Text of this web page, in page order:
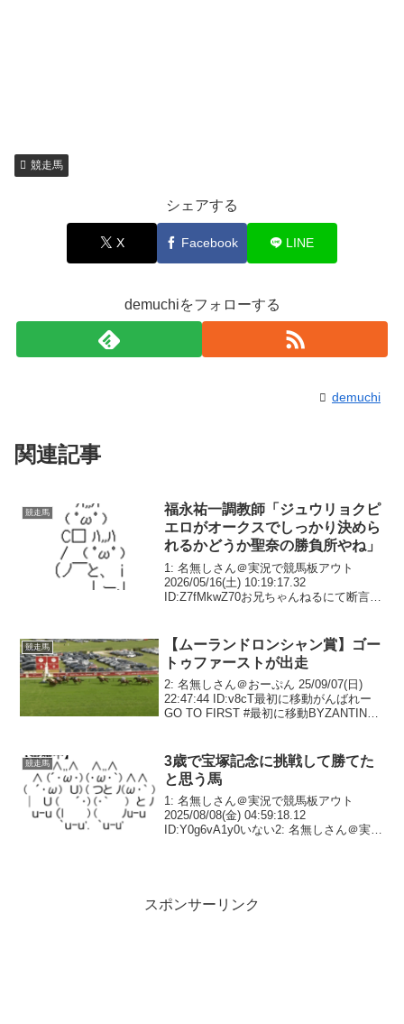
競走馬
シェアする
X Facebook LINE
demuchiをフォローする
demuchi
関連記事
競走馬
福永祐一調教師「ジュウリョクピ
エロがオークスでしっかり決めら
れるかどうか聖奈の勝負所やね」
1: 名無しさん＠実況で競馬板アウト
2026/05/16(土) 10:19:17.32
ID:Z7fMkwZ70お兄ちゃんねるにて断言2:
競走馬
【ムーランドロンシャン賞】ゴー
トゥファーストが出走
2: 名無しさん＠おーぷん 25/09/07(日)
22:47:44 ID:v8cT最初に移動がんばれー
GO TO FIRST #最初に移動BYZANTINE
競走馬
3歳で宝塚記念に挑戦して勝てた
と思う馬
1: 名無しさん＠実況で競馬板アウト
2025/08/08(金) 04:59:18.12
ID:Y0g6vA1y0いない2: 名無しさん＠実況
スポンサーリンク